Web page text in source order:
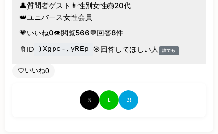
👤質問者ゲスト 👩性別女性🎂20代
👑ユニバース女性会員
💗いいね0👁️閲覧566💬回答8件
🔖 ID )Xgpc-,yREp 🎯回答してほしい人 誰でも
🤍いいね0
𝕏 L B!